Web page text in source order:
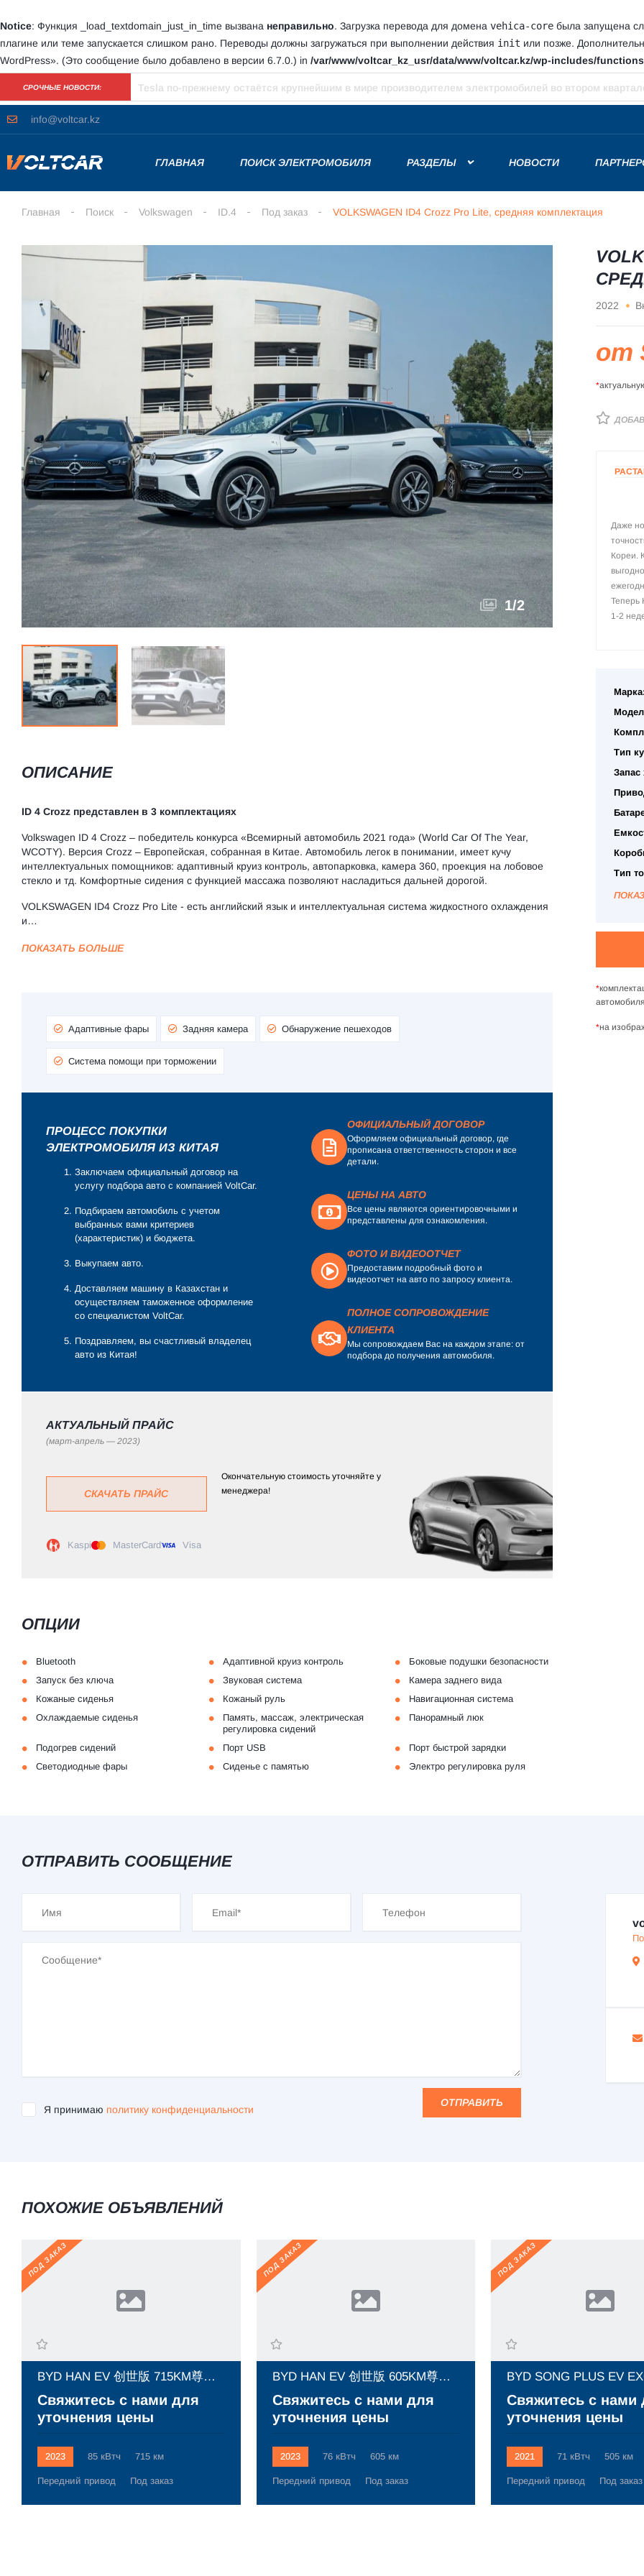
Notice: Функция _load_textdomain_just_in_time вызвана неправильно. Загрузка перевода для домена vehica-core была запущена
плагине или теме запускается слишком рано. Переводы должны загружаться при выполнении действия init или позже.
WordPress». (Это сообщение было добавлено в версии 6.7.0.) in /var/www/voltcar_kz_usr/data/www/voltcar.kz/wp-includes/
СРОЧНЫЕ НОВОСТИ: Первый электромобиль Ferrari дебютирует в 2025 году
info@voltcar.kz
ГЛАВНАЯ ПОИСК ЭЛЕКТРОМОБИЛЯ РАЗДЕЛЫ НОВОСТИ
Главная Поиск Volkswagen ID.4 Под заказ VOLKSWAGEN ID4 Crozz Pro Lite, средняя комплектация
1/2
ОПИСАНИЕ
ID 4 Crozz представлен в 3 комплектациях
Volkswagen ID 4 Crozz – победитель конкурса «Всемирный автомобиль 2021 года» (World Car Of The Year,
WCOTY). Версия Crozz – Европейская, собранная в Китае. Автомобиль легок в понимании, имеет кучу
интеллектуальных помощников: адаптивный круиз контроль, автопарковка, камера 360, проекция на лобовое
стекло и тд. Комфортные сидения с функцией массажа позволяют насладиться дальней дорогой.
VOLKSWAGEN ID4 Crozz Pro Lite - есть английский язык и интеллектуальная система жидкостного охлаждения
и…
ПОКАЗАТЬ БОЛЬШЕ
Адаптивные фары Задняя камера Обнаружение пешеходов
Система помощи при торможении
ПРОЦЕСС ПОКУПКИ
ЭЛЕКТРОМОБИЛЯ ИЗ КИТАЯ
Заключаем официальный договор на
услугу подбора авто с компанией VoltCar.
Подбираем автомобиль с учетом
выбранных вами критериев
(характеристик) и бюджета.
Выкупаем авто.
Доставляем машину в Казахстан и
осуществляем таможенное оформление
со специалистом VoltCar.
Поздравляем, вы счастливый владелец
авто из Китая!
ОФИЦИАЛЬНЫЙ ДОГОВОР
Оформляем официальный договор, где
прописана ответственность сторон и все
детали.
ЦЕНЫ НА АВТО
Все цены являются ориентировочными и
представлены для ознакомления.
ФОТО И ВИДЕООТЧЕТ
Предоставим подробный фото и
видеоотчет на авто по запросу клиента.
ПОЛНОЕ СОПРОВОЖДЕНИЕ
КЛИЕНТА
Мы сопровождаем Вас на каждом этапе: от
подбора до получения автомобиля.
АКТУАЛЬНЫЙ ПРАЙС
(март-апрель — 2023)
СКАЧАТЬ ПРАЙС
Kaspi MasterCard Visa
Окончательную стоимость уточняйте у
менеджера!
ОПЦИИ
• Bluetooth • Адаптивной круиз контроль • Боковые подушки безопасности
• Запуск без ключа • Звуковая система • Камера заднего вида
• Кожаные сиденья • Кожаный руль • Навигационная система
• Охлаждаемые сиденья •
Память, массаж, электрическая
регулировка сидений
• Панорамный люк
• Подогрев сидений • Порт USB • Порт быстрой зарядки
• Светодиодные фары • Сиденье с памятью • Электро регулировка руля
2022
от
*
Даже
Кореи.
Теперь
1-2
Марка:
Тип
Запас
Тип
*
*на
ОТПРАВИТЬ СООБЩЕНИЕ
Я принимаю политику конфиденциальности
ОТПРАВИТЬ
ПОХОЖИЕ ОБЪЯВЛЕНИЙ
ПОД ЗАКАЗ
BYD HAN EV 创世版 715KM尊荣型 (2023)
Свяжитесь с нами для
уточнения цены
2023 85 кВтч 715 км
Передний привод Под заказ
ПОД ЗАКАЗ
BYD HAN EV 创世版 605KM尊贵型 (2023)
Свяжитесь с нами для
уточнения цены
2023 76 кВтч 605 км
Передний привод Под заказ
ПОД ЗАКАЗ
Свяжитесь с нами
уточнения цены
2021 71 кВтч 505 км
Передний привод Под заказ